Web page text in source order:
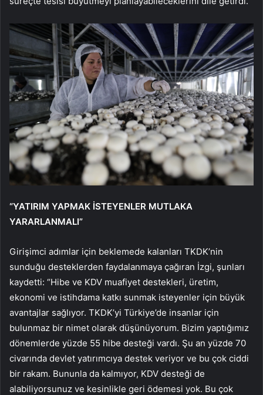
“YATIRIM YAPMAK İSTEYENLER MUTLAKA
YARARLANMALI”
Girişimci adımlar için beklemede kalanları TKDK’nin
sunduğu desteklerden faydalanmaya çağıran İzgi, şunları
kaydetti: “Hibe ve KDV muafiyet destekleri, üretim,
ekonomi ve istihdama katkı sunmak isteyenler için büyük
avantajlar sağlıyor. TKDK’yi Türkiye’de insanlar için
bulunmaz bir nimet olarak düşünüyorum. Bizim yaptığımız
dönemlerde yüzde 55 hibe desteği vardı. Şu an yüzde 70
civarında devlet yatırımcıya destek veriyor ve bu çok ciddi
bir rakam. Bununla da kalmıyor, KDV desteği de
alabiliyorsunuz ve kesinlikle geri ödemesi yok. Bu çok